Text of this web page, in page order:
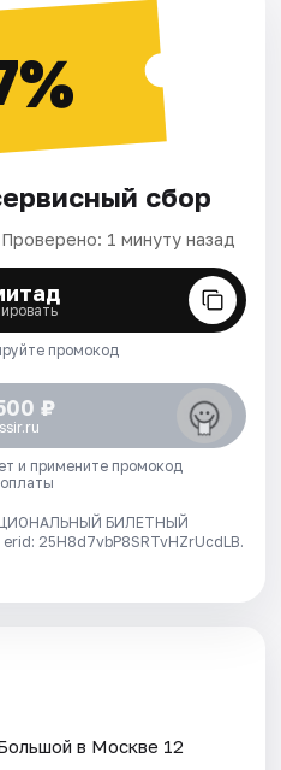
сбор
Проверено: 1 минуту назад
промокод
₽
и примените промокод
БИЛЕТНЫЙ
25H8d7vbP8SRTvHZrUcdLB.
в Москве 12